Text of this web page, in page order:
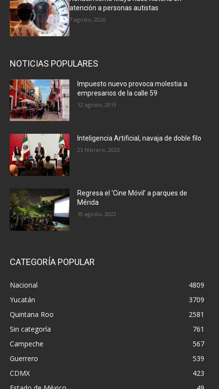
atención a personas autistas
7 agosto, 2026
NOTICIAS POPULARES
Impuesto nuevo provoca molestia a
empresarios de la calle 59
12 agosto, 2019
Inteligencia Artificial, navaja de doble filo
23 febrero, 2023
Regresa el ‘Cine Móvil’ a parques de
Mérida
10 agosto, 2022
CATEGORÍA POPULAR
Nacional
4809
Yucatán
3709
Quintana Roo
2581
Sin categoría
761
Campeche
567
Guerrero
539
CDMX
423